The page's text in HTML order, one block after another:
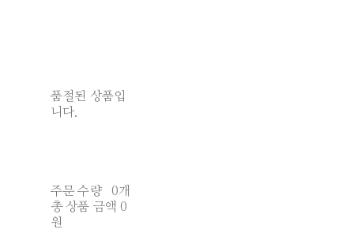
품절된 상품입
니다.
주문 수량
0개
총 상품 금액 0
원